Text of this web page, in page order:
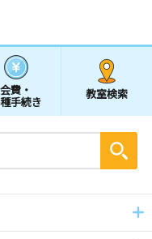
会費・
手続き
教室検索